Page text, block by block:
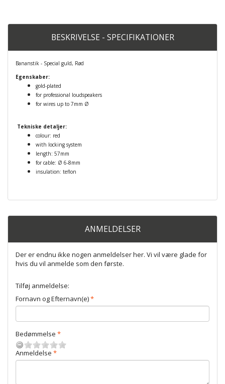
BESKRIVELSE - SPECIFIKATIONER
Bananstik - Special guld, Rød
Egenskaber:
gold-plated
for professional loudspeakers
for wires up to 7mm Ø
Tekniske detaljer:
colour: red
with locking system
length: 57mm
for cable: Ø 6-8mm
insulation: teflon
ANMELDELSER
Der er endnu ikke nogen anmeldelser her. Vi vil være glade for
hvis du vil anmelde som den første.
Tilføj anmeldelse:
Fornavn og Efternavn(e)
Bedømmelse
Anmeldelse